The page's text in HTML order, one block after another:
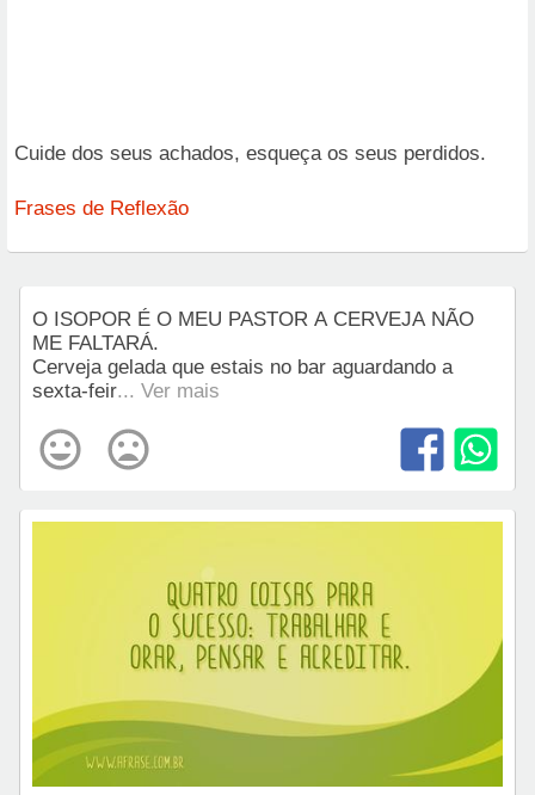
Cuide dos seus achados, esqueça os seus perdidos.
Frases de Reflexão
O ISOPOR É O MEU PASTOR A CERVEJA NÃO
ME FALTARÁ.
Cerveja gelada que estais no bar aguardando a
sexta-feir... Ver mais